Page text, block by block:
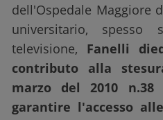
dell'Ospedale Maggiore
universitario,
televisione, Fanelli
contributo alla
marzo del 2010 n.38
garantire l'accesso